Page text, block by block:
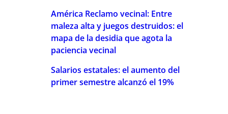
América Reclamo vecinal: Entre
maleza alta y juegos destruidos: el
mapa de la desidia que agota la
paciencia vecinal
Salarios estatales: el aumento del
primer semestre alcanzó el 19%